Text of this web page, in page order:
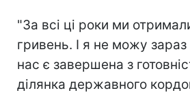
"За всі ці роки ми
гривень. І я не можу
нас є завершена з
ділянка державного